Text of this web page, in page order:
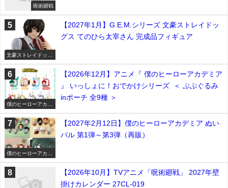
呪術廻戦
文豪ストレイドッグ
【2027年1月】G.E.M.シリーズ 文豪ストレイドッ
グス てのひら太宰さん 完成品フィギュア
僕のヒーローアカデ
【2026年12月】アニメ『 僕のヒーローアカデミア
』 いっしょに！おでかけシリーズ ＜ ぷぷぐるみ
inポーチ 全9種 ＞
僕のヒーローアカデ
【2027年2月12日】僕のヒーローアカデミア ぬい
パル 第1弾～第3弾（再販）
【2026年10月】TVアニメ「呪術廻戦」 2027年壁
掛けカレンダー 27CL-019